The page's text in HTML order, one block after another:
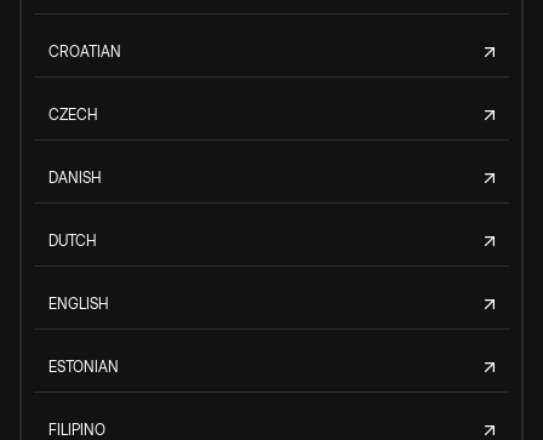
CROATIAN
CZECH
DANISH
DUTCH
ENGLISH
ESTONIAN
FILIPINO